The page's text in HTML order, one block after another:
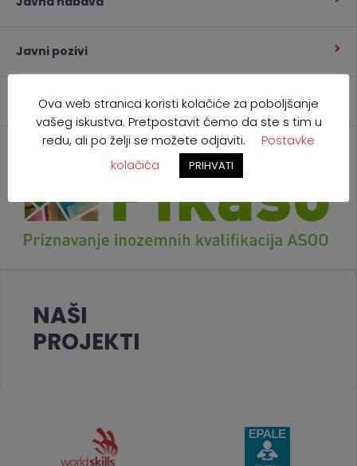
Javni pozivi
Kontakt
NAŠI
PROJEKTI
Ova web stranica koristi kolačiće za poboljšanje
vašeg iskustva. Pretpostavit ćemo da ste s tim u
redu, ali po želji se možete odjaviti.
Postavke
kolačića
PRIHVATI